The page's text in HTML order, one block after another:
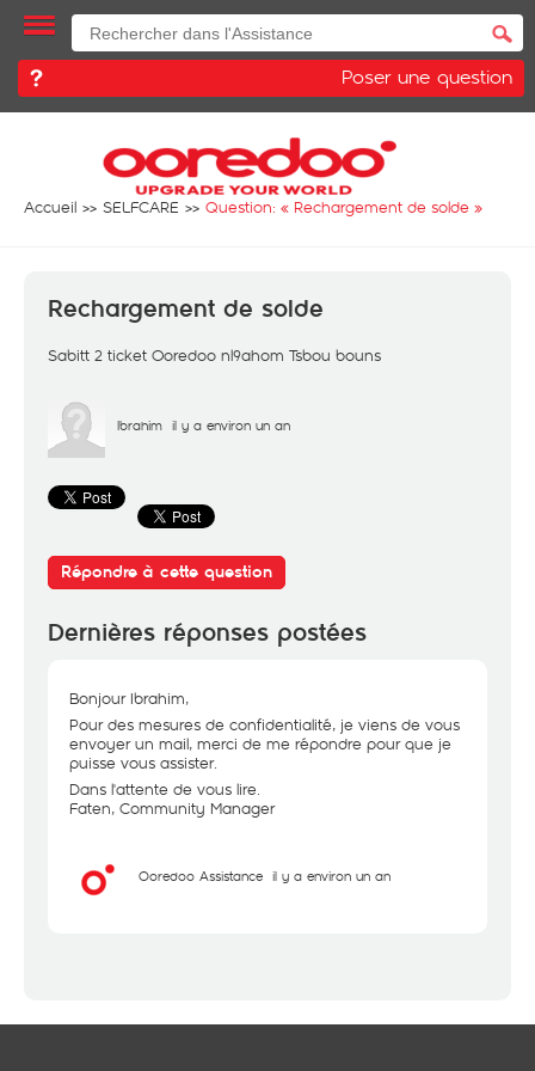
Poser une question
Accueil SELFCARE Question: « Rechargement de solde »
Rechargement de solde
Sabitt 2 ticket Ooredoo nl9ahom Tsbou bouns
Ibrahim il y a environ un an
Répondre à cette question
Dernières réponses postées
Bonjour Ibrahim,
Pour des mesures de confidentialité, je viens de vous
envoyer un mail, merci de me répondre pour que je
puisse vous assister.
Dans l'attente de vous lire.
Faten, Community Manager
Ooredoo Assistance il y a environ un an